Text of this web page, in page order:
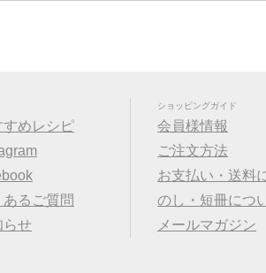
ンペーン
煮込みフェア！
すめレシピ
あるご質問
らせ
ショッピングガイド
会員様情報
ご注文方法
お支払い・送料
のし・短冊につ
メールマガジン